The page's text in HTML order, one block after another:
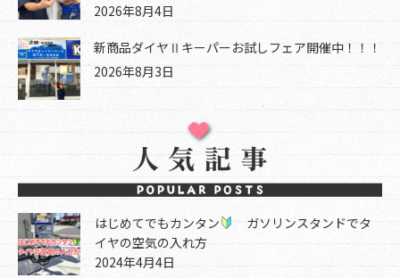
2026年8月4日
新商品ダイヤⅡキーパーお試しフェア開催中！！！
2026年8月3日
はじめてでもカンタン
ガソリンスタンドでタ
イヤの空気の入れ方
2024年4月4日